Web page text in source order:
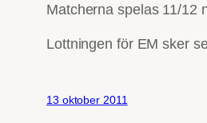
Matcherna spelas 11/12
Lottningen för EM sker
13 oktober 2011